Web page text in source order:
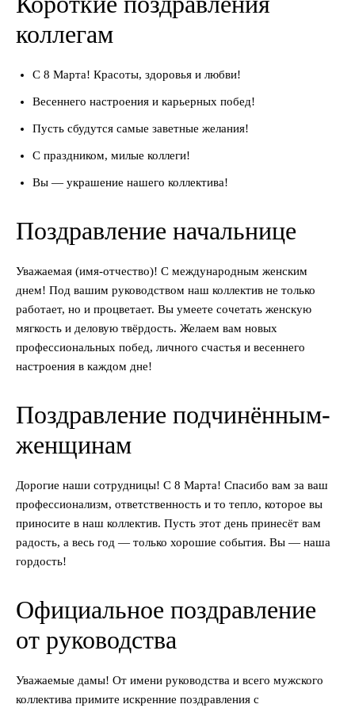
коллегам
С 8 Марта! Красоты, здоровья и любви!
Весеннего настроения и карьерных побед!
Пусть сбудутся самые заветные желания!
С праздником, милые коллеги!
Вы — украшение нашего коллектива!
Поздравление начальнице
Уважаемая (имя-отчество)! С международным женским
днем! Под вашим руководством наш коллектив не только
работает, но и процветает. Вы умеете сочетать женскую
мягкость и деловую твёрдость. Желаем вам новых
профессиональных побед, личного счастья и весеннего
настроения в каждом дне!
Поздравление подчинённым-
женщинам
Дорогие наши сотрудницы! С 8 Марта! Спасибо вам за ваш
профессионализм, ответственность и то тепло, которое вы
приносите в наш коллектив. Пусть этот день принесёт вам
радость, а весь год — только хорошие события. Вы — наша
гордость!
Официальное поздравление
от руководства
Уважаемые дамы! От имени руководства и всего мужского
коллектива примите искренние поздравления с